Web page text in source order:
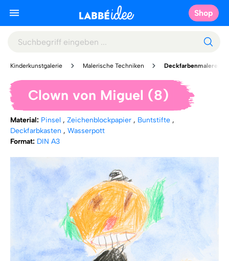
Shop
Kinderkunstgalerie Malerische Techniken Deckfarbenmalerei
Clown von Miguel (8)
Material: Pinsel , Zeichenblockpapier , Buntstifte ,
Deckfarbkasten , Wasserpott
Format: DIN A3